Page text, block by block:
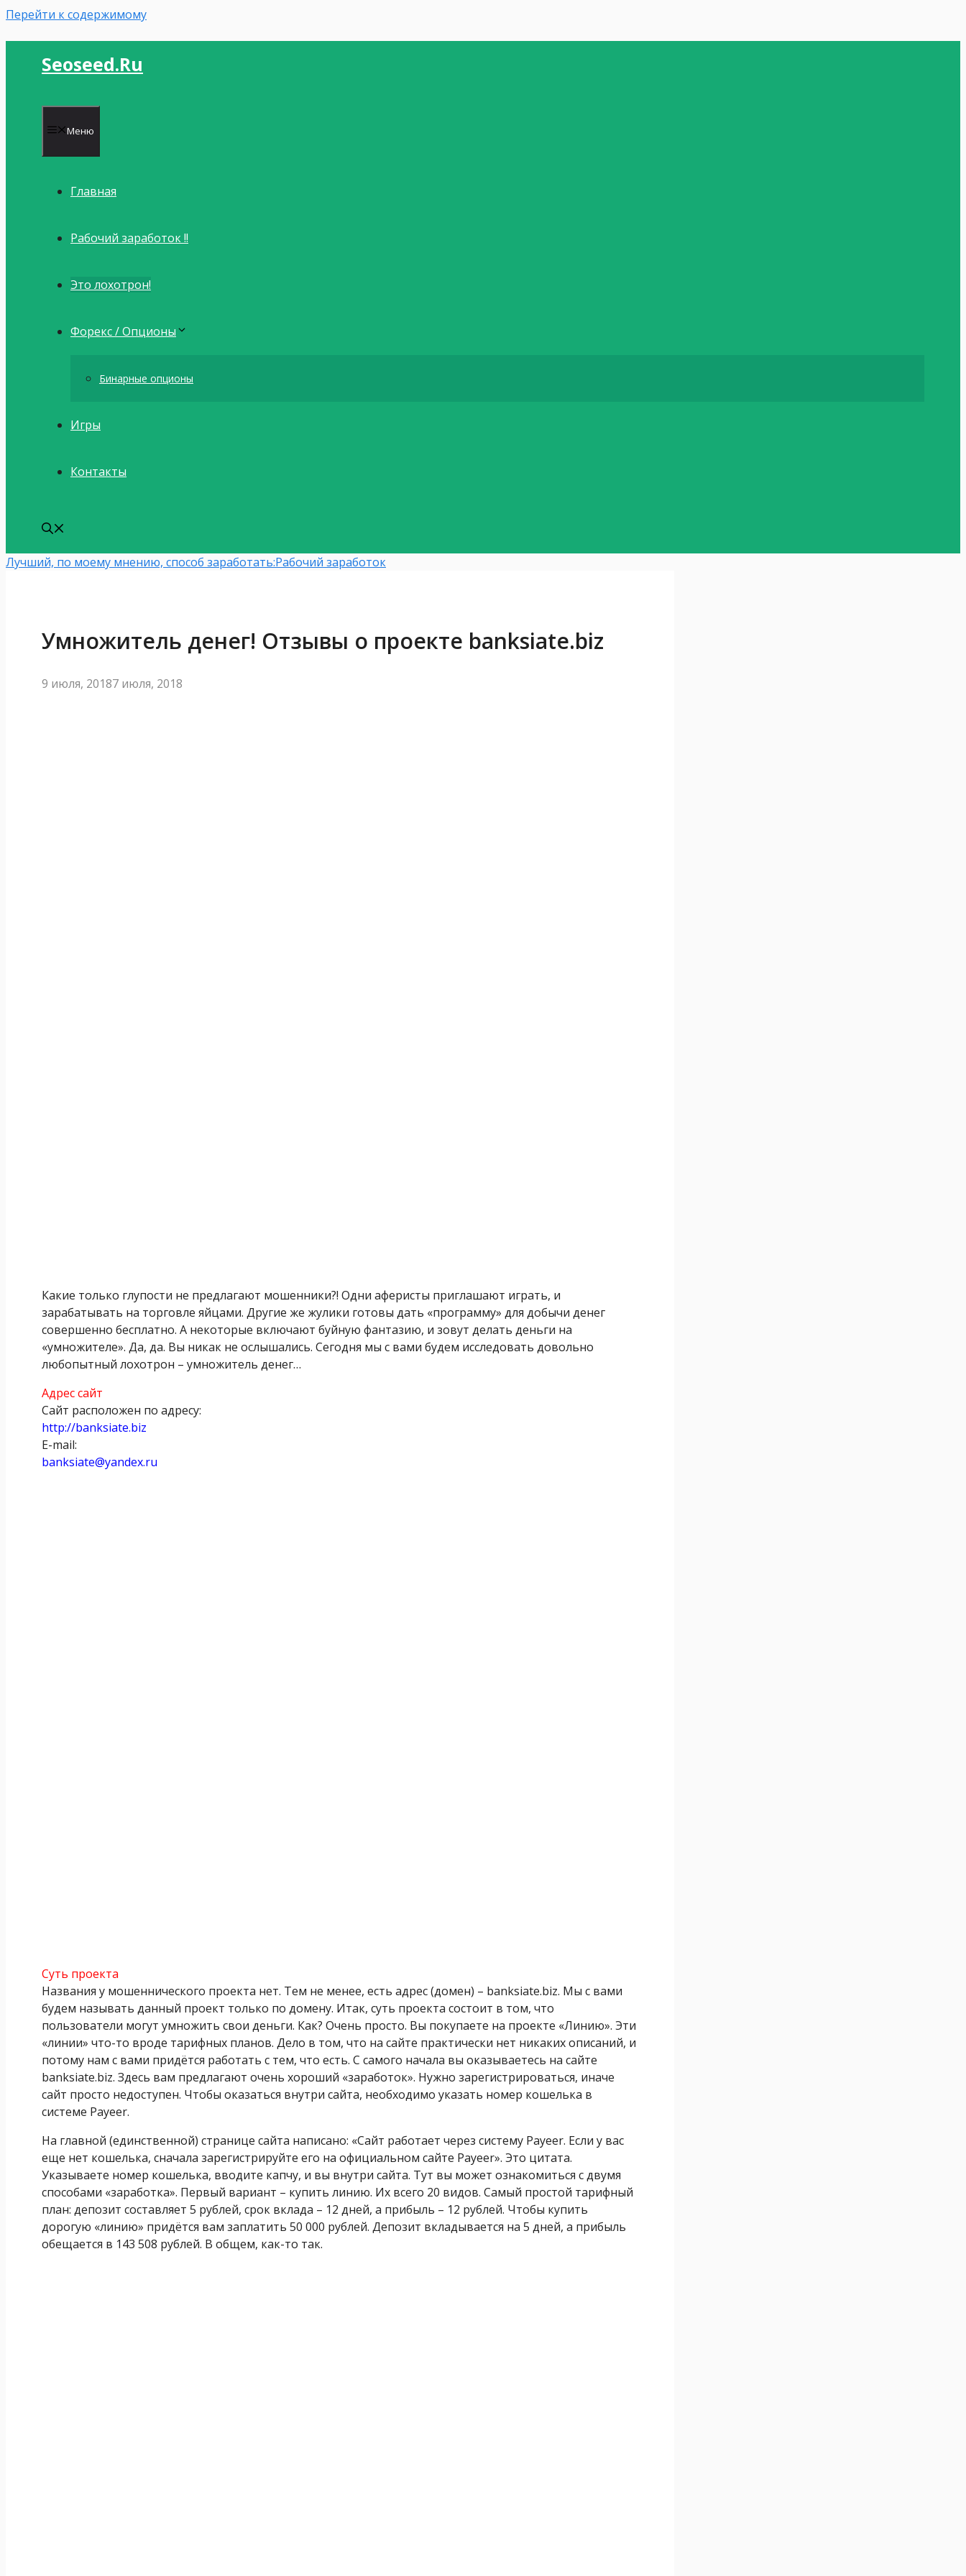
Перейти к содержимому
Seoseed.ru
Меню
Главная
Рабочий заработок !!
Это лохотрон!
Форекс / Опционы
Бинарные опционы
Игры
Контакты
Лучший, по моему мнению, способ заработать:Рабочий заработок
Умножитель денег! Отзывы о проекте banksiate.biz
9 июля, 20187 июля, 2018
Какие только глупости не предлагают мошенники?! Одни аферисты приглашают играть, и
зарабатывать на торговле яйцами. Другие же жулики готовы дать «программу» для добычи денег
совершенно бесплатно. А некоторые включают буйную фантазию, и зовут делать деньги на
«умножителе». Да, да. Вы никак не ослышались. Сегодня мы с вами будем исследовать довольно
любопытный лохотрон – умножитель денег…
Адрес сайт
Сайт расположен по адресу:
http://banksiate.biz
E-mail:
banksiate@yandex.ru
Суть проекта
Названия у мошеннического проекта нет. Тем не менее, есть адрес (домен) – banksiate.biz. Мы с вами
будем называть данный проект только по домену. Итак, суть проекта состоит в том, что
пользователи могут умножить свои деньги. Как? Очень просто. Вы покупаете на проекте «Линию». Эти
«линии» что-то вроде тарифных планов. Дело в том, что на сайте практически нет никаких описаний, и
потому нам с вами придётся работать с тем, что есть. С самого начала вы оказываетесь на сайте
banksiate.biz. Здесь вам предлагают очень хороший «заработок». Нужно зарегистрироваться, иначе
сайт просто недоступен. Чтобы оказаться внутри сайта, необходимо указать номер кошелька в
системе Payeer.
На главной (единственной) странице сайта написано: «Сайт работает через систему Payeer. Если у вас
еще нет кошелька, сначала зарегистрируйте его на официальном сайте Payeer». Это цитата.
Указываете номер кошелька, вводите капчу, и вы внутри сайта. Тут вы может ознакомиться с двумя
способами «заработка». Первый вариант – купить линию. Их всего 20 видов. Самый простой тарифный
план: депозит составляет 5 рублей, срок вклада – 12 дней, а прибыль – 12 рублей. Чтобы купить
дорогую «линию» придётся вам заплатить 50 000 рублей. Депозит вкладывается на 5 дней, а прибыль
обещается в 143 508 рублей. В общем, как-то так.